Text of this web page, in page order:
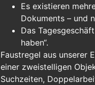
Es existieren
Dokuments – und
Das
haben“.
Faustregel aus unserer
einer zweistelligen
Suchzeiten,